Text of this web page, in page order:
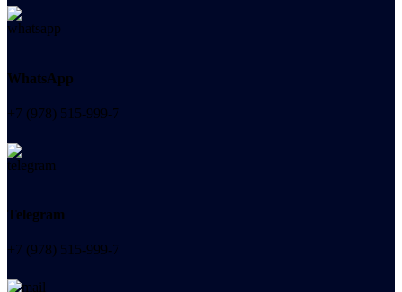
WhatsApp
+7 (978) 515-999-7
Telegram
+7 (978) 515-999-7